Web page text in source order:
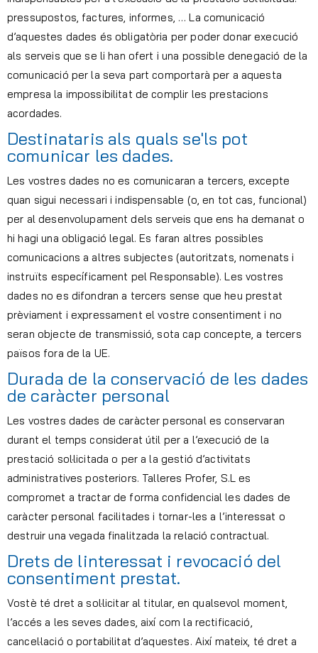
pressupostos, factures, informes, … La comunicació
d’aquestes dades és obligatòria per poder donar execució
als serveis que se li han ofert i una possible denegació de la
comunicació per la seva part comportarà per a aquesta
empresa la impossibilitat de complir les prestacions
acordades.
Destinataris als quals se'ls pot
comunicar les dades.
Les vostres dades no es comunicaran a tercers, excepte
quan sigui necessari i indispensable (o, en tot cas, funcional)
per al desenvolupament dels serveis que ens ha demanat o
hi hagi una obligació legal. Es faran altres possibles
comunicacions a altres subjectes (autoritzats, nomenats i
instruïts específicament pel Responsable). Les vostres
dades no es difondran a tercers sense que heu prestat
prèviament i expressament el vostre consentiment i no
seran objecte de transmissió, sota cap concepte, a tercers
països fora de la UE.
Durada de la conservació de les dades
de caràcter personal
Les vostres dades de caràcter personal es conservaran
durant el temps considerat útil per a l’execució de la
prestació sol·licitada o per a la gestió d’activitats
administratives posteriors. Talleres Profer, S.L es
compromet a tractar de forma confidencial les dades de
caràcter personal facilitades i tornar-les a l’interessat o
destruir una vegada finalitzada la relació contractual.
Drets de linteressat i revocació del
consentiment prestat.
Vostè té dret a sol·licitar al titular, en qualsevol moment,
l’accés a les seves dades, així com la rectificació,
cancel·lació o portabilitat d’aquestes. Així mateix, té dret a